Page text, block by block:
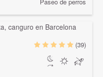
Paseo de perros
(39)